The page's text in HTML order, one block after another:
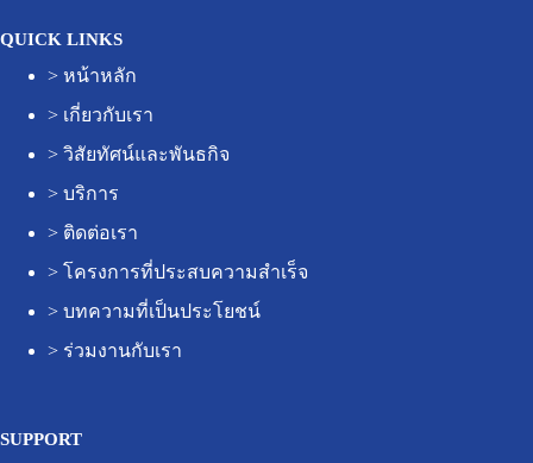
QUICK LINKS
> หน้าหลัก
> เกี่ยวกับเรา
> วิสัยทัศน์และพันธกิจ
> บริการ
> ติดต่อเรา
> โครงการที่ประสบความสำเร็จ
> บทความที่เป็นประโยชน์
> ร่วมงานกับเรา
SUPPORT